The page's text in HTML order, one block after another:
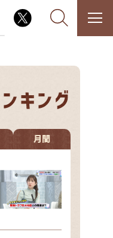
るTV
ど・・・
バラエティ！
って真剣です
ープ
オ番組 その他
月間